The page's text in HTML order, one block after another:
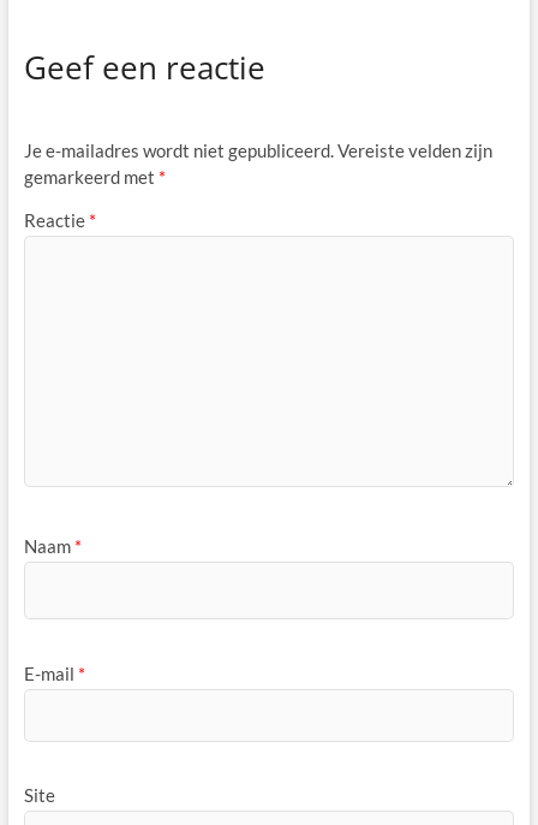
Geef een reactie
Je e-mailadres wordt niet gepubliceerd.Vereiste velden zijn
gemarkeerd met *
Reactie *
Naam *
E-mail *
Site